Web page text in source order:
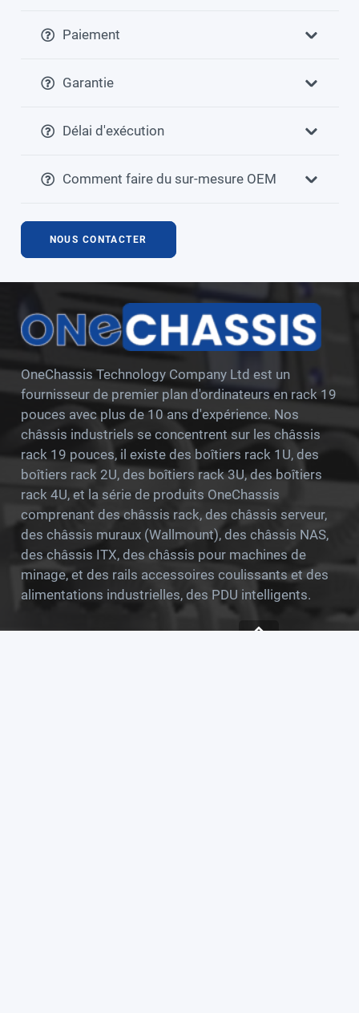
Paiement
Garantie
Délai d'exécution
Comment faire du sur-mesure OEM
NOUS CONTACTER
OneChassis Technology Company Ltd est un
fournisseur de premier plan d'ordinateurs en rack 19
pouces avec plus de 10 ans d'expérience. Nos
châssis industriels se concentrent sur les châssis
rack 19 pouces, il existe des boîtiers rack 1U, des
boîtiers rack 2U, des boîtiers rack 3U, des boîtiers
rack 4U, et la série de produits OneChassis
comprenant des châssis rack, des châssis serveur,
des châssis muraux (Wallmount), des châssis NAS,
des châssis ITX, des châssis pour machines de
minage, et des rails accessoires coulissants et des
alimentations industrielles, des PDU intelligents.